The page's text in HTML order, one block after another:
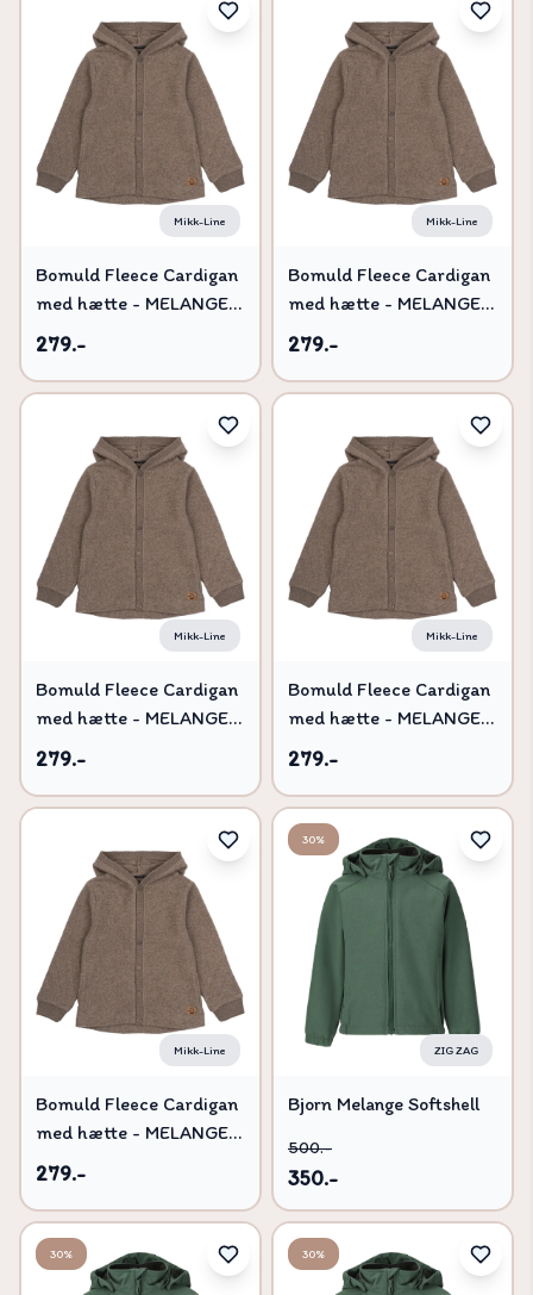
Mikk-Line
Bomuld Fleece Cardigan
med hætte - MELANGE
DENVER - 104
279.-
Mikk-Line
Bomuld Fleece Cardigan
med hætte - MELANGE
DENVER - 68
279.-
Mikk-Line
Bomuld Fleece Cardigan
med hætte - MELANGE
DENVER - 98
279.-
Mikk-Line
Bomuld Fleece Cardigan
med hætte - MELANGE
DENVER - 80
279.-
Mikk-Line
Bomuld Fleece Cardigan
med hætte - MELANGE
DENVER - 62
279.-
30%
ZIG ZAG
Bjorn Melange Softshell
Trekking Green - 110
500.-
350.-
30% 30%